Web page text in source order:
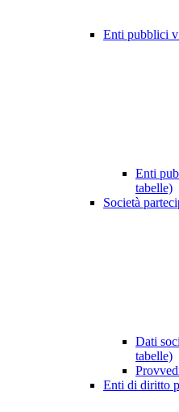
Enti pubblici
Enti
tabelle)
Società
Dati
tabelle)
Enti di diritto